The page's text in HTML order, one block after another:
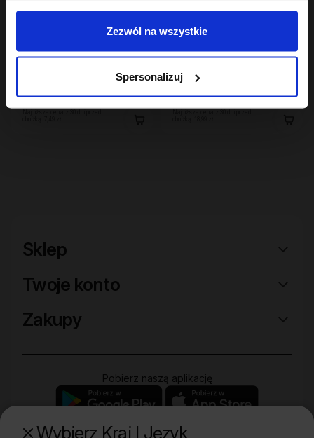
Zezwól na wszystkie
Spersonalizuj
Wybierz Kraj I Język
Szampon balansujący
7,49 zł
Mgiełka odbijająca
włosy od nasady 100ml
18,99 zł
Sklep
Twoje konto
Zakupy
Pobierz naszą aplikację